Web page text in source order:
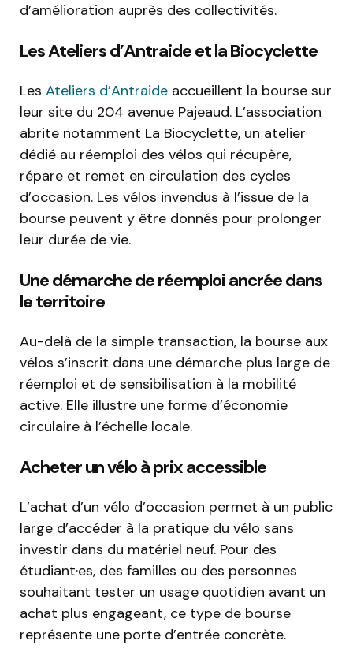
d’amélioration auprès des collectivités.
Les Ateliers d’Antraide et la Biocyclette
Les Ateliers d’Antraide accueillent la bourse sur
leur site du 204 avenue Pajeaud. L’association
abrite notamment La Biocyclette, un atelier
dédié au réemploi des vélos qui récupère,
répare et remet en circulation des cycles
d’occasion. Les vélos invendus à l’issue de la
bourse peuvent y être donnés pour prolonger
leur durée de vie.
Une démarche de réemploi ancrée dans
le territoire
Au-delà de la simple transaction, la bourse aux
vélos s’inscrit dans une démarche plus large de
réemploi et de sensibilisation à la mobilité
active. Elle illustre une forme d’économie
circulaire à l’échelle locale.
Acheter un vélo à prix accessible
L’achat d’un vélo d’occasion permet à un public
large d’accéder à la pratique du vélo sans
investir dans du matériel neuf. Pour des
étudiant·es, des familles ou des personnes
souhaitant tester un usage quotidien avant un
achat plus engageant, ce type de bourse
représente une porte d’entrée concrète.